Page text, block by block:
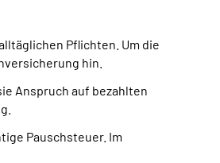
Pflichten. Um die
hin.
Anspruch auf bezahlten
Pauschsteuer. Im